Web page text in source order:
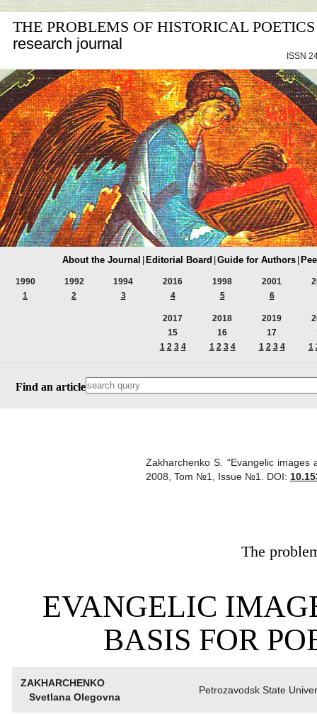
THE PROBLEMS OF HISTORICAL POETICS
research journal
ISSN
About the Journal Editorial Board Guide for Authors
1990
1
1992
2
1994
3
2016
4
1998
5
2001
6
2017
15
1 2 3 4
2018
16
1 2 3 4
2019
17
1 2 3 4
1
Find an article
Zakharchenko S. “Evangelic
2008, Tom №1, Issue №1. DOI:
The
EVANGELIC
BASIS FOR
ZAKHARCHENKO
Svetlana Olegovna
Petrozavodsk State